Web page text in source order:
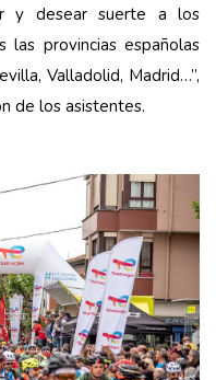
y desear suerte a los
provincias españolas
Valladolid, Madrid…”,
de los asistentes.